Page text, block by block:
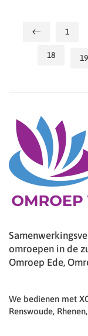
1
18 19
omroepen in de
Omroep Ede,
We bedienen met
Renswoude,